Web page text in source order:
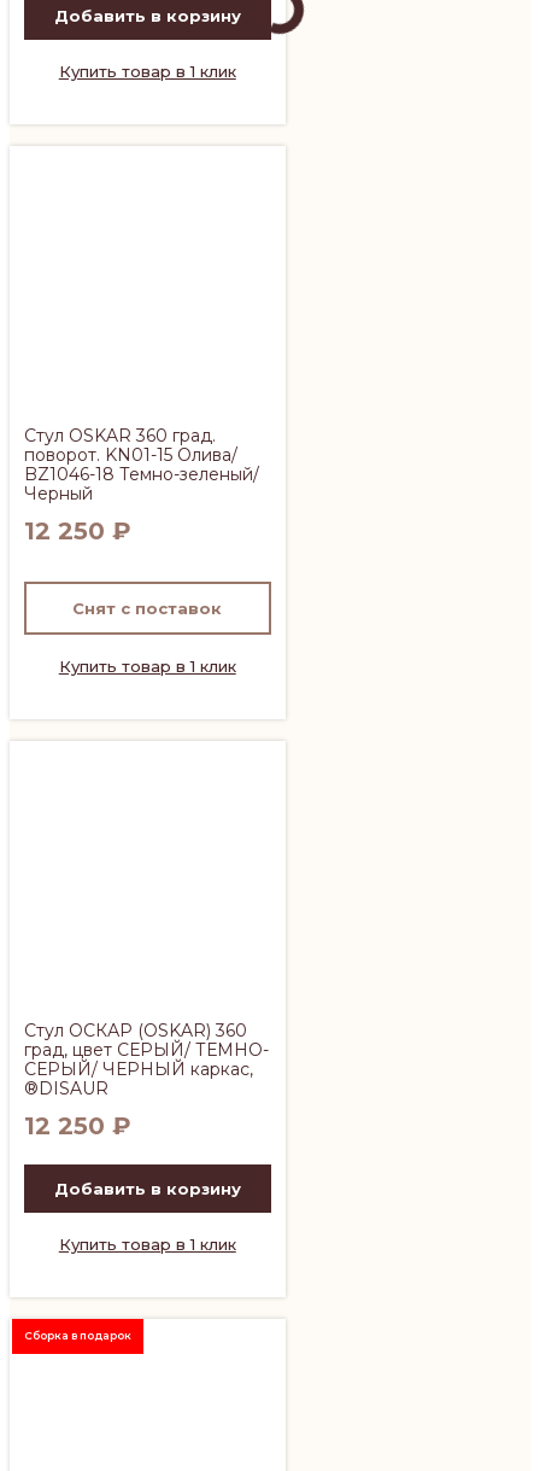
Добавить в корзину
Купить товар в 1 клик
Стул OSKAR 360 град.
поворот. KN01-15 Олива/
BZ1046-18 Темно-зеленый/
Черный
12 250 ₽
Снят с поставок
Купить товар в 1 клик
Стул ОСКАР (OSKAR) 360
град, цвет СЕРЫЙ/ ТЕМНО-
СЕРЫЙ/ ЧЕРНЫЙ каркас,
®DISAUR
12 250 ₽
Добавить в корзину
Купить товар в 1 клик
Сборка в подарок